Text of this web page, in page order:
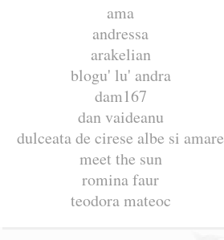
ama
andressa
arakelian
blogu' lu' andra
dam167
dan vaideanu
dulceata de cirese albe si amare
meet the sun
romina faur
teodora mateoc